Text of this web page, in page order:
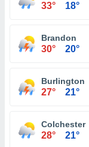
33° 18°
Brandon
30° 20°
Burlington
27° 21°
Colchester
28° 21°